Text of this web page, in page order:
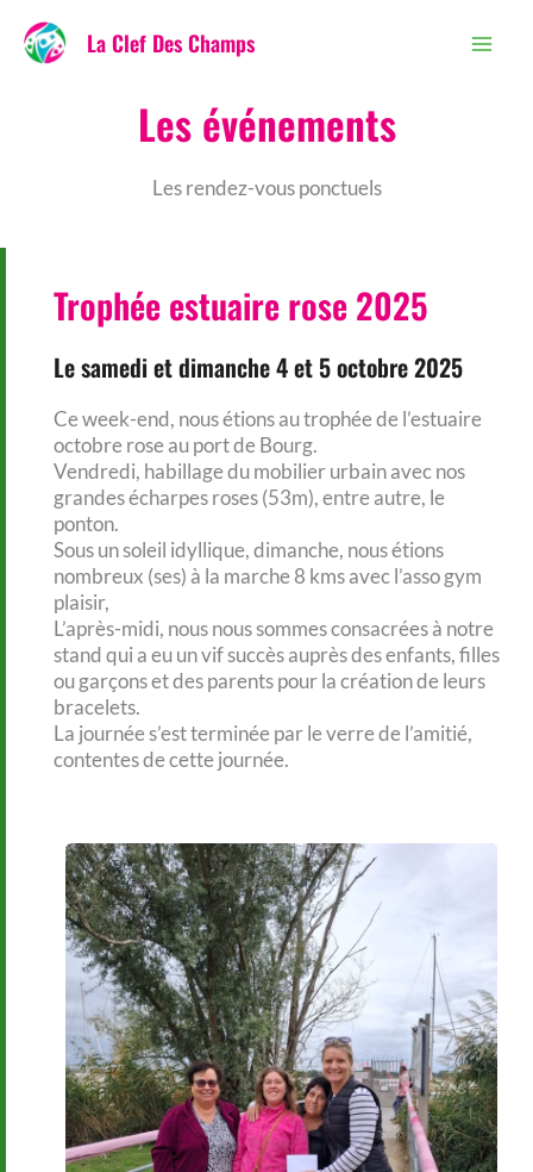
contenu
La Clef Des Champs
Les événements
Les rendez-vous ponctuels
Trophée estuaire rose 2025
Le samedi et dimanche 4 et 5 octobre 2025
Ce week-end, nous étions au trophée de l’estuaire
octobre rose au port de Bourg.
Vendredi, habillage du mobilier urbain avec nos
grandes écharpes roses (53m), entre autre, le
ponton.
Sous un soleil idyllique, dimanche, nous étions
nombreux (ses) à la marche 8 kms avec l’asso gym
plaisir,
L’après-midi, nous nous sommes consacrées à notre
stand qui a eu un vif succès auprès des enfants, filles
ou garçons et des parents pour la création de leurs
bracelets.
La journée s’est terminée par le verre de l’amitié,
contentes de cette journée.